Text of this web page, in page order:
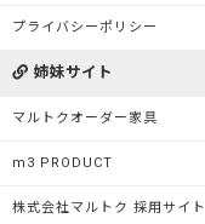
プライバシーポリシー
姉妹サイト
マルトクオーダー家具
m3 PRODUCT
株式会社マルトク 採用サイト